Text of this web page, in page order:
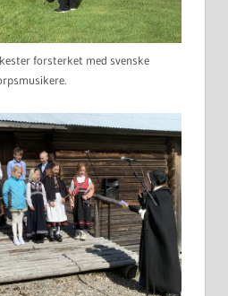
forsterket med svenske